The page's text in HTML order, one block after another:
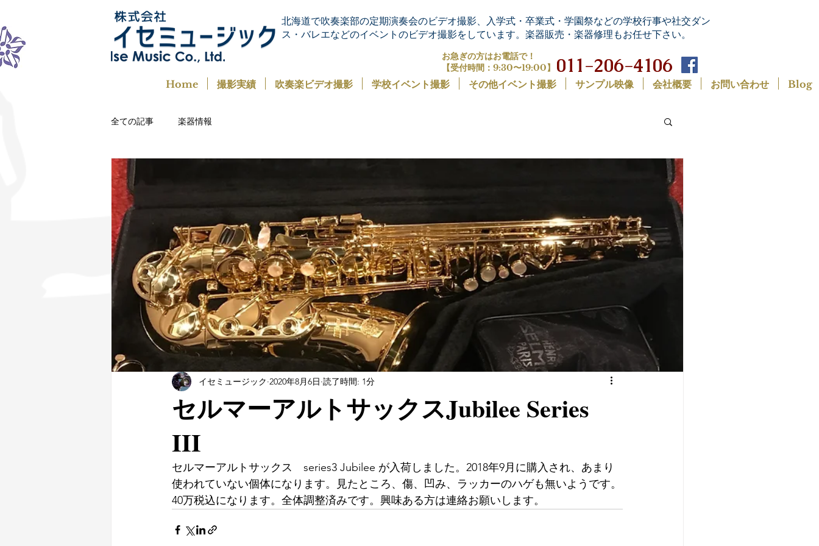
北海道で吹奏楽部の定期演奏会のビデオ撮影、入学式・卒業式・学園祭などの学校行事や社交ダン
ス・バレエなどのイベントのビデオ撮影をしています。楽器販売・楽器修理もお任せ下さい。
お急ぎの方はお電話で！
【受付時間：9:30〜19:00】
011-206-4106
Home 撮影実績 吹奏楽ビデオ撮影 学校イベント撮影 その他イベント撮影 サンプル映像 会社概要 お問い合わせ Blog
全ての記事 楽器情報
セルマーアルトサックスJubilee Series
III
イセミュージック 2020年8月6日 読了時間: 1分
セルマーアルトサックス　series3 Jubilee が入荷しました。2018年9月に購入され、あまり
使われていない個体になります。見たところ、傷、凹み、ラッカーのハゲも無いようです。
40万税込になります。全体調整済みです。興味ある方は連絡お願いします。